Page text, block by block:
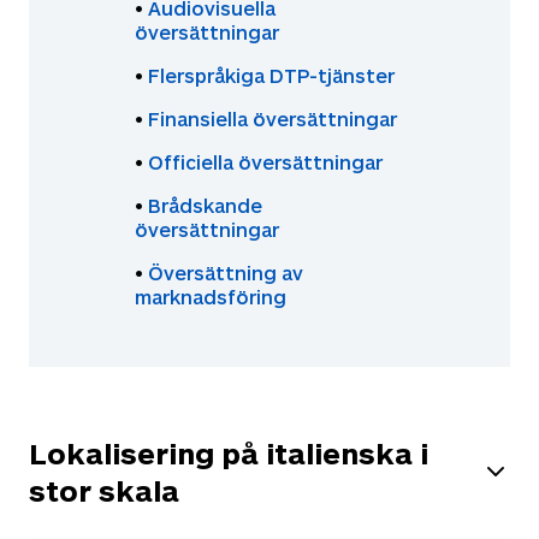
• Audiovisuella
översättningar
• Flerspråkiga DTP-tjänster
• Finansiella översättningar
• Officiella översättningar
• Brådskande
översättningar
• Översättning av
marknadsföring
Lokalisering på italienska i
stor skala